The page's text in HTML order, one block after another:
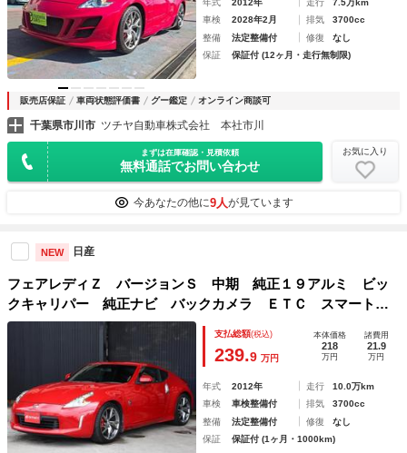
車検
2028年2月 排気
3700cc
整備
法定整備付 修復
なし
保証
保証付 (12ヶ月・走行無制限)
販売店保証 車両状態評価書 グー鑑定 オンライン商談可
千葉県市川市 ツチヤ自動車株式会社 本社市川
まずは在庫確認・見積依頼
無料通話でお問い合わせ
お気に入り
今あなたの他に9人が見ています
NEW 日産
フェアレディＺ バージョンＳ 中期 純正１９アルミ ビッ
クキャリパー 純正ナビ バックカメラ ＥＴＣ スマートキ
ー
支払総額(税込)
239.9 万円
本体価格
218
万円
諸費用
21.9
万円
年式 2012年 走行
10.0万km
車検
車検整備付 排気
3700cc
整備
法定整備付 修復
なし
保証
保証付 (1ヶ月・1000km)